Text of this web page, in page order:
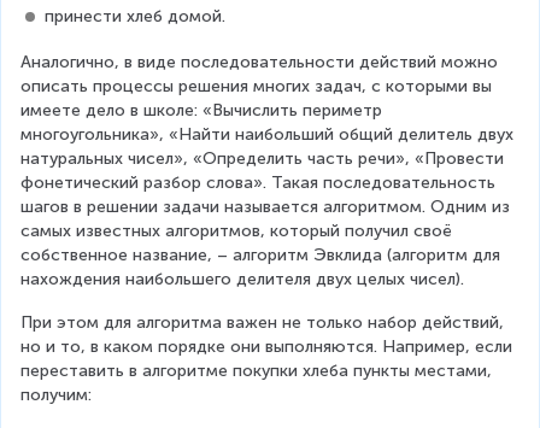
принести хлеб домой.
Аналогично, в виде последовательности действий можно
описать процессы решения многих задач, с которыми вы
имеете дело в школе: «Вычислить периметр
многоугольника», «Найти наибольший общий делитель двух
натуральных чисел», «Определить часть речи», «Провести
фонетический разбор слова». Такая последовательность
шагов в решении задачи называется алгоритмом. Одним из
самых известных алгоритмов, который получил своё
собственное название, – алгоритм Эвклида (алгоритм для
нахождения наибольшего делителя двух целых чисел).
При этом для алгоритма важен не только набор действий,
но и то, в каком порядке они выполняются. Например, если
переставить в алгоритме покупки хлеба пункты местами,
получим: